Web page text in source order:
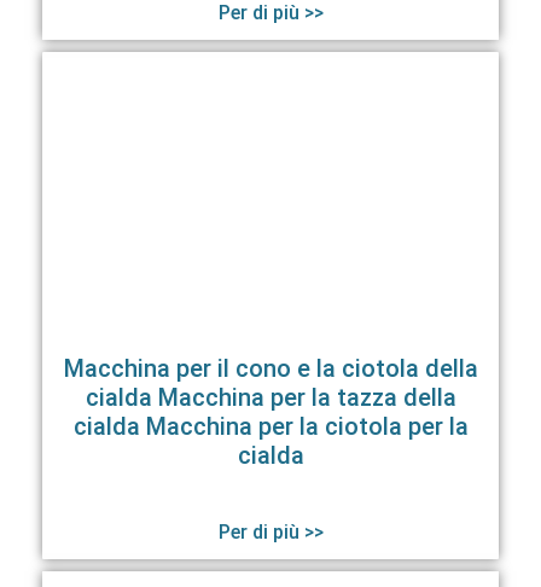
Per di più >>
Macchina per il cono e la ciotola della
cialda Macchina per la tazza della
cialda Macchina per la ciotola per la
cialda
Per di più >>